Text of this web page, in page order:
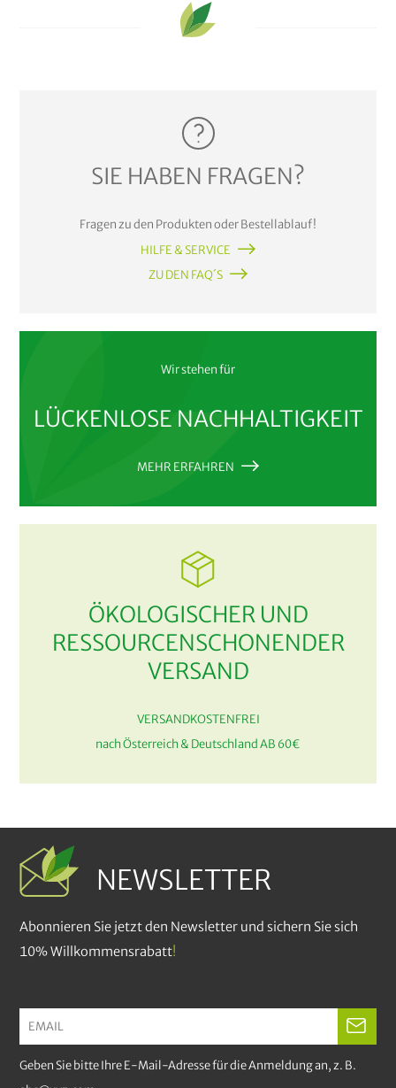
SIE HABEN FRAGEN?
Fragen zu den Produkten oder Bestellablauf!
HILFE & SERVICE
ZU DEN FAQ´S
Wir stehen für
LÜCKENLOSE NACHHALTIGKEIT
MEHR ERFAHREN
ÖKOLOGISCHER UND
RESSOURCENSCHONENDER
VERSAND
VERSANDKOSTENFREI
nach Österreich & Deutschland AB 60€
NEWSLETTER
Abonnieren Sie jetzt den Newsletter und sichern Sie sich
10% Willkommensrabatt!
Geben Sie bitte Ihre E-Mail-Adresse für die Anmeldung an, z. B.